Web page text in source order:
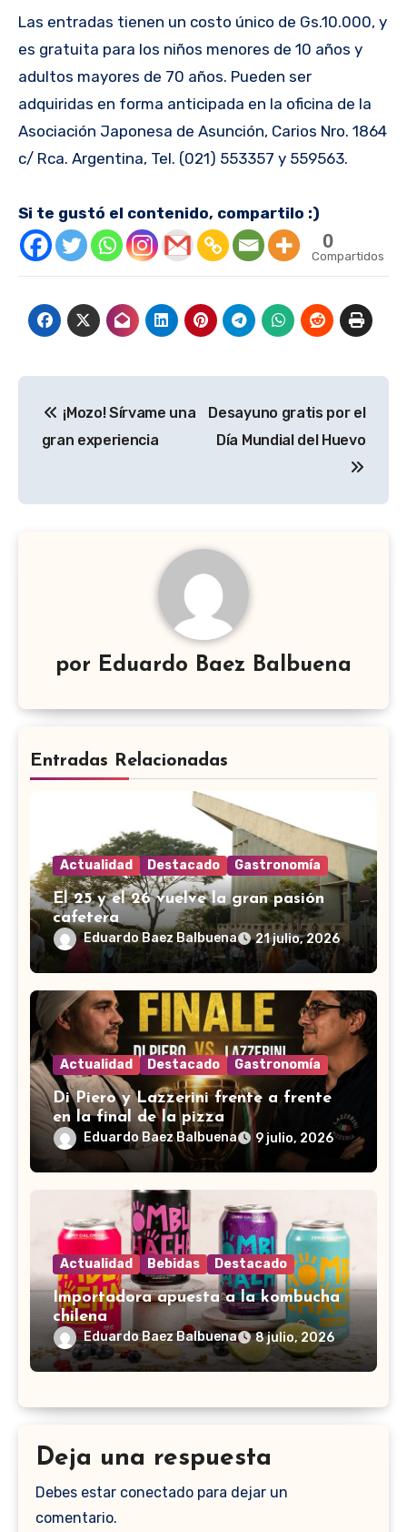
Las entradas tienen un costo único de Gs.10.000, y
es gratuita para los niños menores de 10 años y
adultos mayores de 70 años. Pueden ser
adquiridas en forma anticipada en la oficina de la
Asociación Japonesa de Asunción, Carios Nro. 1864
c/ Rca. Argentina, Tel. (021) 553357 y 559563.
Si te gustó el contenido, compartilo :)
0
Compartidos
de
¡Mozo! Sírvame una
gran experiencia
Desayuno gratis por el
Día Mundial del Huevo
por Eduardo Baez Balbuena
Entradas Relacionadas
Actualidad Destacado Gastronomía
El 25 y el 26 vuelve la gran pasión
cafetera
Eduardo Baez Balbuena 21 julio, 2026
Actualidad Destacado Gastronomía
Di Piero y Lazzerini frente a frente
en la final de la pizza
Eduardo Baez Balbuena 9 julio, 2026
Actualidad Bebidas Destacado
Importadora apuesta a la kombucha
chilena
Eduardo Baez Balbuena 8 julio, 2026
Deja una respuesta
Debes estar conectado para dejar un
comentario.